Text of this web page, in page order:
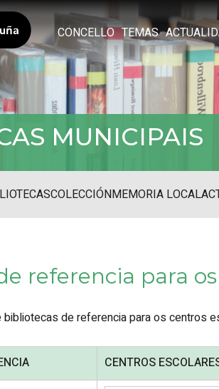
CONCELLO TEMAS
MUNICIPAIS
COLECCIÓNMEMORIA LOCAL
referencia para
de referencia para os centros
CENTROS